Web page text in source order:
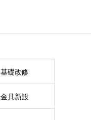
基礎改修
金具新設